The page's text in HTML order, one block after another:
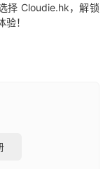
择 Cloudie.hk，解锁
验！